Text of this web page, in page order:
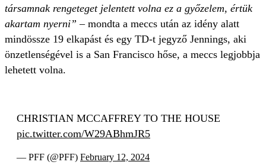
társamnak rengeteget jelentett volna ez a győzelem, értük
akartam nyerni” – mondta a meccs után az idény alatt
mindössze 19 elkapást és egy TD-t jegyző Jennings, aki
önzetlenségével is a San Francisco hőse, a meccs legjobbja
lehetett volna.
CHRISTIAN MCCAFFREY TO THE HOUSE
pic.twitter.com/W29ABhmJR5
— PFF (@PFF) February 12, 2024